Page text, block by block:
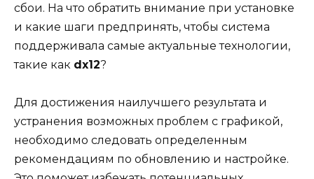
сбои. На что обратить внимание при установке
и какие шаги предпринять, чтобы система
поддерживала самые актуальные технологии,
такие как dx12?
Для достижения наилучшего результата и
устранения возможных проблем с графикой,
необходимо следовать определенным
рекомендациям по обновлению и настройке.